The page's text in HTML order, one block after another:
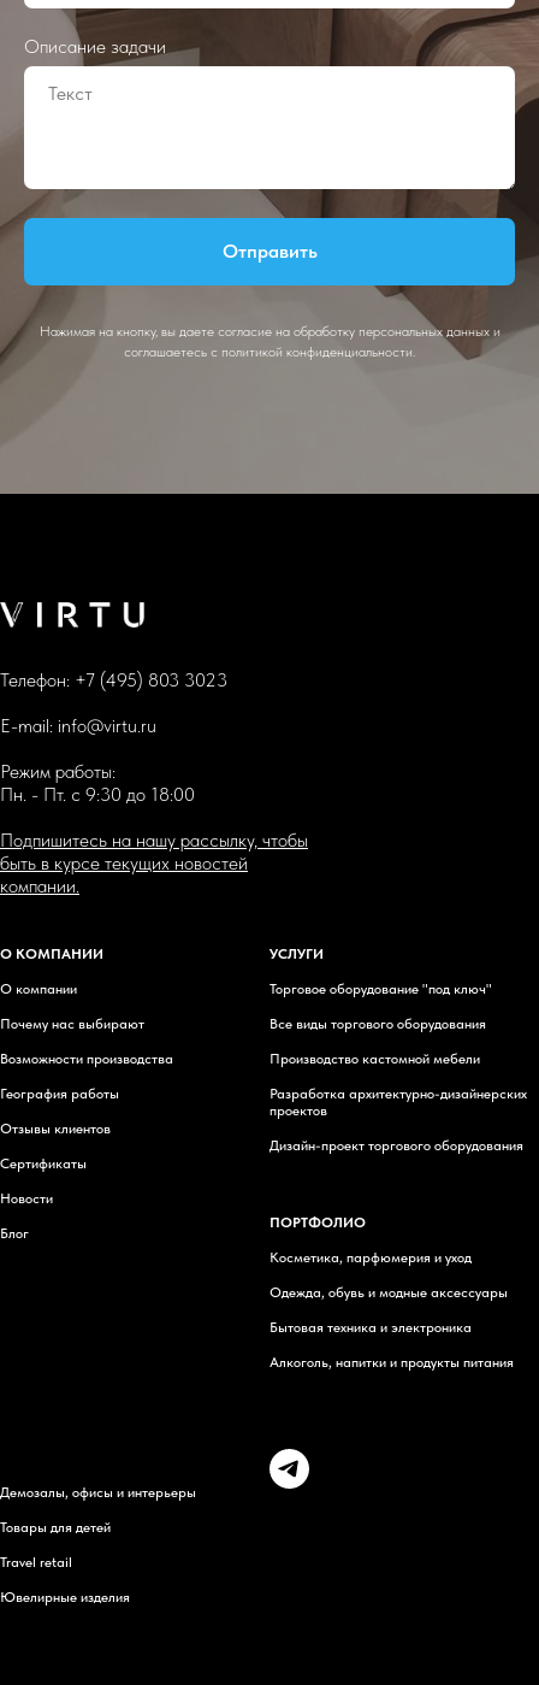
Описание задачи
Отправить
Нажимая на кнопку, вы даете согласие на обработку персональных данных и
соглашаетесь c политикой конфиденциальности.
Телефон: +7 (495) 803 3023
E-mail: info@virtu.ru
Режим работы:
Пн. - Пт. с 9:30 до 18:00
Подпишитесь на нашу рассылку, чтобы
быть в курсе текущих новостей
компании.
О КОМПАНИИ
О компании
Почему нас выбирают
Возможности производства
География работы
Отзывы клиентов
Сертификаты
Новости
Блог
УСЛУГИ
Торговое оборудование "под ключ"
Все виды торгового оборудования
Производство кастомной мебели
Разработка архитектурно-дизайнерских
проектов
Дизайн-проект торгового оборудования
ПОРТФОЛИО
Косметика, парфюмерия и уход
Одежда, обувь и модные аксессуары
Бытовая техника и электроника
Алкоголь, напитки и продукты питания
Демозалы, офисы и интерьеры
Товары для детей
Travel retail
Ювелирные изделия